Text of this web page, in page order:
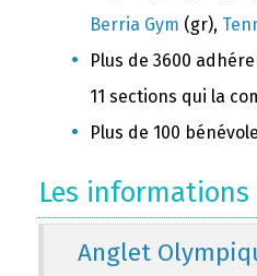
Berria Gym (gr),
Plus de 3600
11 sections qui la
Plus de 100
Les
Anglet